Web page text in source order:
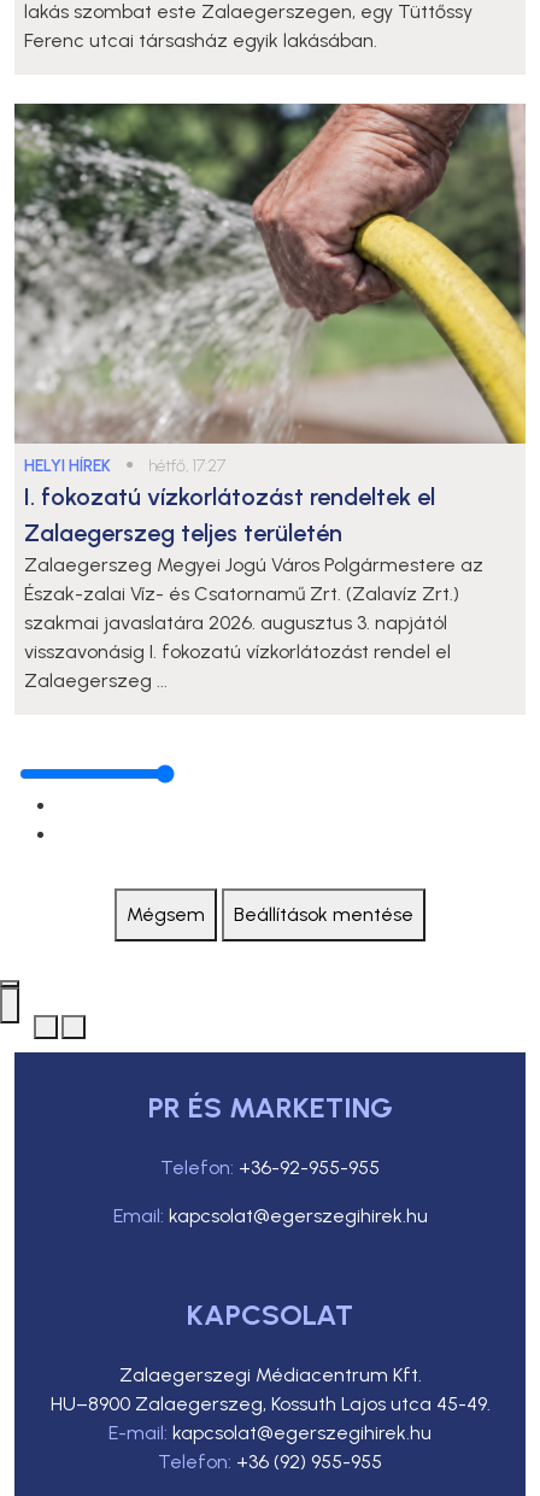
lakás szombat este Zalaegerszegen, egy Tüttőssy
Ferenc utcai társasház egyik lakásában.
HELYI HÍREK ● hétfő, 17:27
I. fokozatú vízkorlátozást rendeltek el
Zalaegerszeg teljes területén
Zalaegerszeg Megyei Jogú Város Polgármestere az
Észak-zalai Víz- és Csatornamű Zrt. (Zalavíz Zrt.)
szakmai javaslatára 2026. augusztus 3. napjától
visszavonásig I. fokozatú vízkorlátozást rendel el
Zalaegerszeg ...
Mégsem Beállítások mentése
PR ÉS MARKETING
Telefon: +36-92-955-955
Email: kapcsolat@egerszegihirek.hu
KAPCSOLAT
Zalaegerszegi Médiacentrum Kft.
HU–8900 Zalaegerszeg, Kossuth Lajos utca 45-49.
E-mail: kapcsolat@egerszegihirek.hu
Telefon: +36 (92) 955-955